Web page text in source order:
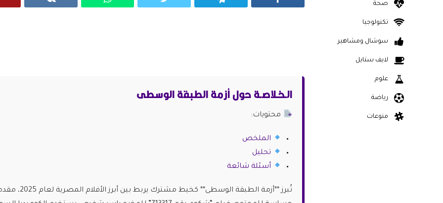
الـخـلاصـة حول أزمة الطبقة الوسطى
محتويات:
الملخص
تحليل
أسئلة شائعة
تُبرز **أزمة الطبقة الوسطى** كخيط مشترك
صحة
تكنولوجيا
سوشال ومشاهير
لايف ستايل
علوم
رياضة
منوعات